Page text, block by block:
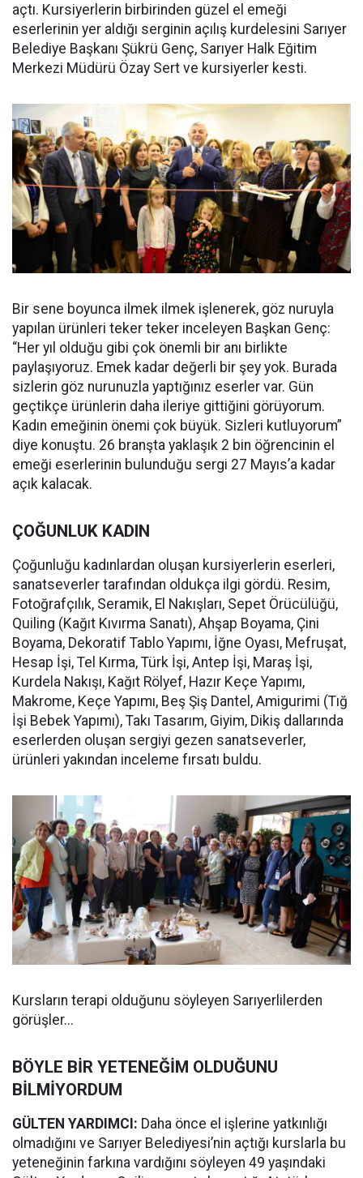
açtı. Kursiyerlerin birbirinden güzel el emeği
eserlerinin yer aldığı serginin açılış kurdelesini Sarıyer
Belediye Başkanı Şükrü Genç, Sarıyer Halk Eğitim
Merkezi Müdürü Özay Sert ve kursiyerler kesti.
Bir sene boyunca ilmek ilmek işlenerek, göz nuruyla
yapılan ürünleri teker teker inceleyen Başkan Genç:
“Her yıl olduğu gibi çok önemli bir anı birlikte
paylaşıyoruz. Emek kadar değerli bir şey yok. Burada
sizlerin göz nurunuzla yaptığınız eserler var. Gün
geçtikçe ürünlerin daha ileriye gittiğini görüyorum.
Kadın emeğinin önemi çok büyük. Sizleri kutluyorum”
diye konuştu. 26 branşta yaklaşık 2 bin öğrencinin el
emeği eserlerinin bulunduğu sergi 27 Mayıs’a kadar
açık kalacak.
ÇOĞUNLUK KADIN
Çoğunluğu kadınlardan oluşan kursiyerlerin eserleri,
sanatseverler tarafından oldukça ilgi gördü. Resim,
Fotoğrafçılık, Seramik, El Nakışları, Sepet Örücülüğü,
Quiling (Kağıt Kıvırma Sanatı), Ahşap Boyama, Çini
Boyama, Dekoratif Tablo Yapımı, İğne Oyası, Mefruşat,
Hesap İşi, Tel Kırma, Türk İşi, Antep İşi, Maraş İşi,
Kurdela Nakışı, Kağıt Rölyef, Hazır Keçe Yapımı,
Makrome, Keçe Yapımı, Beş Şiş Dantel, Amigurimi (Tığ
İşi Bebek Yapımı), Takı Tasarım, Giyim, Dikiş dallarında
eserlerden oluşan sergiyi gezen sanatseverler,
ürünleri yakından inceleme fırsatı buldu.
Kursların terapi olduğunu söyleyen Sarıyerlilerden
görüşler...
BÖYLE BİR YETENEĞİM OLDUĞUNU
BİLMİYORDUM
GÜLTEN YARDIMCI: Daha önce el işlerine yatkınlığı
olmadığını ve Sarıyer Belediyesi’nin açtığı kurslarla bu
yeteneğinin farkına vardığını söyleyen 49 yaşındaki